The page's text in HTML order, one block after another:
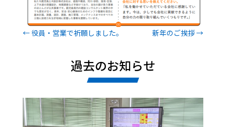
← 役員・営業で祈願しました。 新年のご挨拶→
過去のお知らせ